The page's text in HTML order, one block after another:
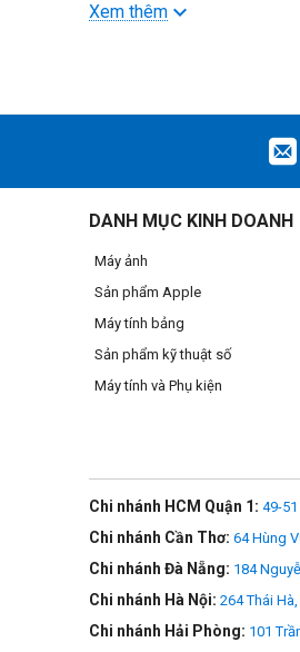
Vừa vặn hơn
Chân máy
Peak Design
Lắp đặt nhanh chóng
Không chỉ nhỏ gọn hơn,Peak
Ổn định, cứng cáp
Peak Design Aluminum
Tương thích linh động
Xem thêm
DANH MỤC KINH DOANH
Máy ảnh
Sản phẩm Apple
Máy tính bảng
Sản phẩm kỹ thuật số
Máy tính và Phụ kiện
Chi nhánh HCM Quận 1: 49-
Chi nhánh Cần Thơ: 64 Hùng
Chi nhánh Đà Nẵng: 184
Chi nhánh Hà Nội: 264 Thái
Chi nhánh Hải Phòng: 101